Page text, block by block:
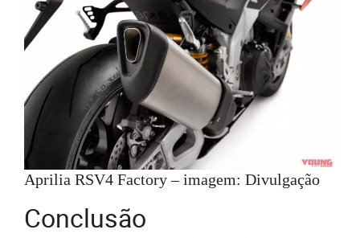
Aprilia RSV4 Factory – imagem: Divulgação
Conclusão